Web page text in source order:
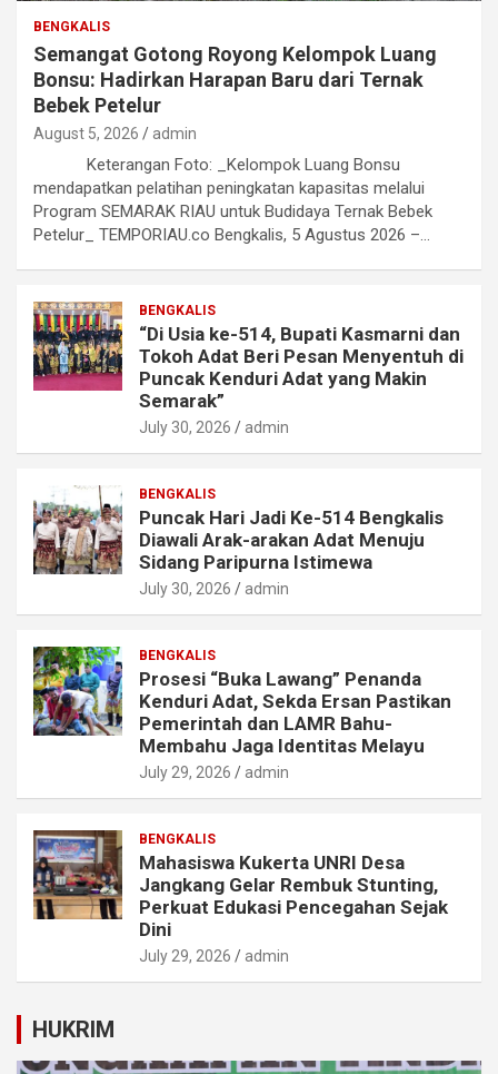
BENGKALIS
Semangat Gotong Royong Kelompok Luang
Bonsu: Hadirkan Harapan Baru dari Ternak
Bebek Petelur
August 5, 2026 admin
Keterangan Foto: _Kelompok Luang Bonsu
mendapatkan pelatihan peningkatan kapasitas melalui
Program SEMARAK RIAU untuk Budidaya Ternak Bebek
Petelur_ TEMPORIAU.co Bengkalis, 5 Agustus 2026 –…
BENGKALIS
“Di Usia ke-514, Bupati Kasmarni dan
Tokoh Adat Beri Pesan Menyentuh di
Puncak Kenduri Adat yang Makin
Semarak”
July 30, 2026 admin
BENGKALIS
Puncak Hari Jadi Ke-514 Bengkalis
Diawali Arak-arakan Adat Menuju
Sidang Paripurna Istimewa
July 30, 2026 admin
BENGKALIS
Prosesi “Buka Lawang” Penanda
Kenduri Adat, Sekda Ersan Pastikan
Pemerintah dan LAMR Bahu-
Membahu Jaga Identitas Melayu
July 29, 2026 admin
BENGKALIS
Mahasiswa Kukerta UNRI Desa
Jangkang Gelar Rembuk Stunting,
Perkuat Edukasi Pencegahan Sejak
Dini
July 29, 2026 admin
HUKRIM